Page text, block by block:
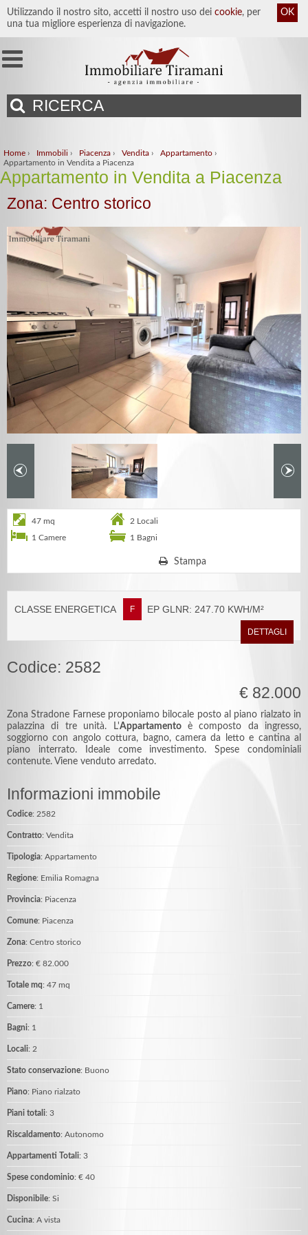
Utilizzando il nostro sito, accetti il nostro uso dei cookie, per
una tua migliore esperienza di navigazione.
OK
RICERCA
Home › Immobili › Piacenza › Vendita › Appartamento ›
Appartamento in Vendita a Piacenza
Appartamento in Vendita a Piacenza
Zona: Centro storico
47 mq
2 Locali
1 Camere
1 Bagni
Stampa
CLASSE ENERGETICA F EP GLNR: 247.70 KWH/M²
DETTAGLI
Codice: 2582
€ 82.000
Zona Stradone Farnese proponiamo bilocale posto al piano rialzato in
palazzina di tre unità. L'Appartamentoè composto da ingresso,
soggiorno con angolo cottura, bagno, camera da letto e cantina al
piano interrato. Ideale come investimento. Spese condominiali
contenute. Viene venduto arredato.
Informazioni immobile
Codice: 2582
Contratto: Vendita
Tipologia: Appartamento
Regione: Emilia Romagna
Provincia: Piacenza
Comune: Piacenza
Zona: Centro storico
Prezzo: € 82.000
Totale mq: 47 mq
Camere: 1
Bagni: 1
Locali: 2
Stato conservazione: Buono
Piano: Piano rialzato
Piani totali: 3
Riscaldamento: Autonomo
Appartamenti Totali: 3
Spese condominio: € 40
Disponibile: Si
Cucina: A vista